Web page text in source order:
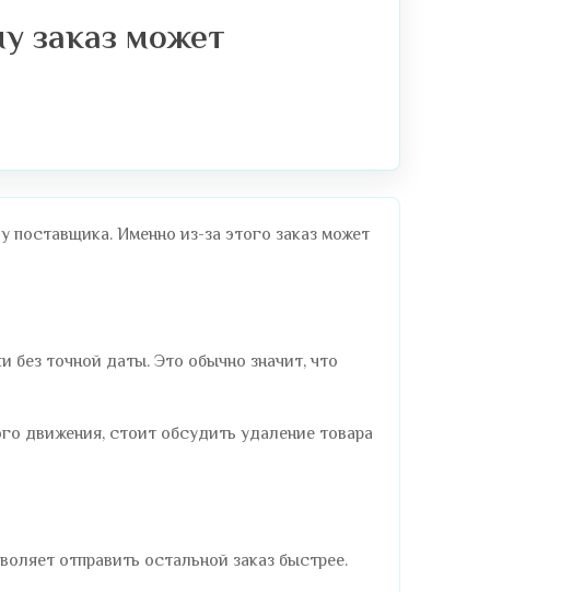
заказ может
поставщика. Именно из-за этого заказ может
без точной даты. Это обычно значит, что
движения, стоит обсудить удаление товара
отправить остальной заказ быстрее.